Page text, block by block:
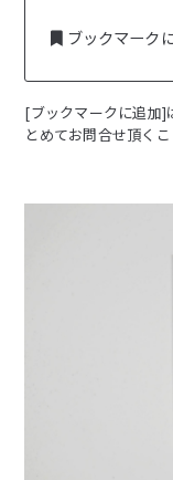
ブックマーク
[ブックマークに追加]
とめてお問合せ頂くこ